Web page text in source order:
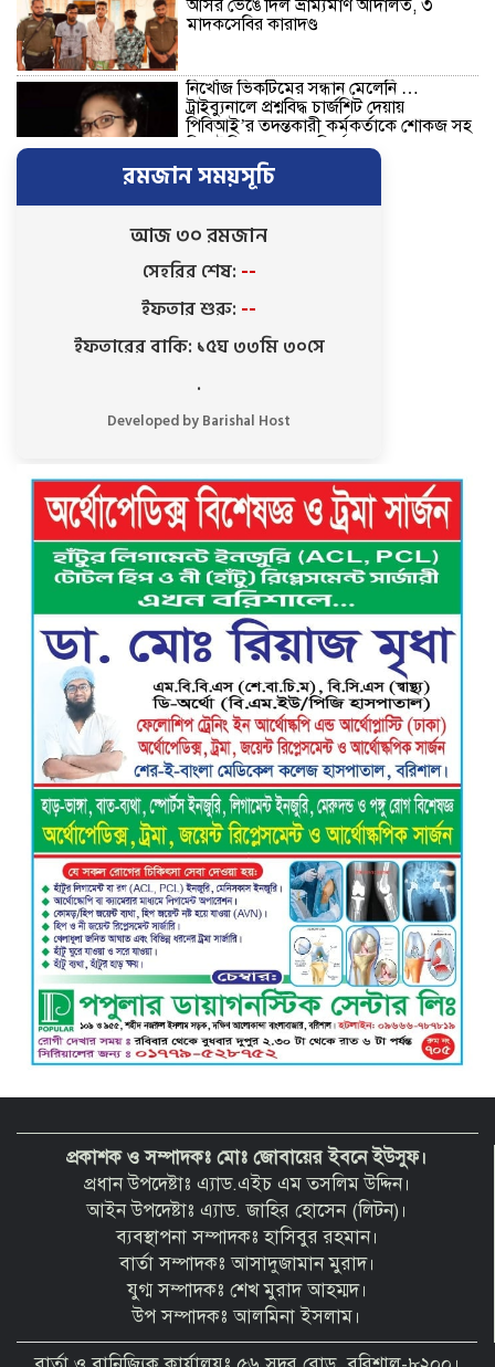
আসর ভেঙে দিল ভ্রাম্যমাণ আদালত, ৩
মাদকসেবির কারাদণ্ড
নিখোঁজ ভিকটিমের সন্ধান মেলেনি …
ট্রাইব্যুনালে প্রশ্নবিদ্ধ চার্জশিট দেয়ায়
পিবিআই’র তদন্তকারী কর্মকর্তাকে শোকজ সহ
সিআইডিকে তদন্তের নির্দেশ
নতুন নেতৃত্বে এগিয়ে যাওয়ার প্রত্যয়ে
বাকেরগঞ্জের বাখরকাঠি বি আই টি বালিকা
মাধ্যমিক বিদ্যালয়, এডহক কমিটির অভিষেকে
শিক্ষার মানোন্নয়নের অঙ্গীকার
শিক্ষার্থীদের তৎপরতায় অবৈধ বাল্কহেড এবং
লোড ড্রেজার জব্দ, ৪ জনের এক মাসের
কারাদণ্ড
ভয়াবহ বিস্ফোরণে কেঁপে উঠল বাকেরগঞ্জ:
আগুনে দগ্ধ নারী-শিশুসহ ৩, তুলাতলা নদীতে
ঝাঁপ দিয়ে প্রাণ বাঁচানোর চেষ্টা
গৌরনদী প্রেসক্লাবের সাধারণ সম্পাদকের
ওপর হামলা, জেলা সাংবাদিক ইউনিয়নের
নিন্দা
বরিশাল ক্লাবের সভাপতি নির্বাচিত হওয়ায়
এ্যাডঃ মুজিবুর রহমান সরোয়ার কে ফুলেল
শুভেচ্ছা”
গৌরনদী প্রেসক্লাবের সাধারণ সম্পাদক এস.
এম. জুলফিকারের ওপর অতর্কিত হামলা:
তীব্র নিন্দা ও শাস্তির দাবি
বাবুগঞ্জে শিশু শিক্ষার্থীকে ধর্ষণের অভিযোগে
পলাতক মাদ্রাসা শিক্ষক চার মাস পর গ্রেপ্তার
রমজান সময়সূচি
আজ ৩০ রমজান
সেহরির শেষ: --
ইফতার শুরু: --
ইফতারের বাকি: ১৫ঘ ৩৩মি ২৯সে
.
Developed by Barishal Host
প্রকাশক ও সম্পাদকঃ মোঃ জোবায়ের ইবনে ইউসুফ।
প্রধান উপদেষ্টাঃ এ্যাড.এইচ এম তসলিম উদ্দিন।
আইন উপদেষ্টাঃ এ্যাড. জাহির হোসেন (লিটন)।
ব্যবস্থাপনা সম্পাদকঃ হাসিবুর রহমান।
বার্তা সম্পাদকঃ আসাদুজামান মুরাদ।
যুগ্ম সম্পাদকঃ শেখ মুরাদ আহম্মদ।
উপ সম্পাদকঃ আলমিনা ইসলাম।